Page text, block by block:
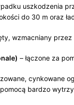
uszkodzenia
do 30 m oraz
wzmacniany
– łączone za
cynkowane
bardzo